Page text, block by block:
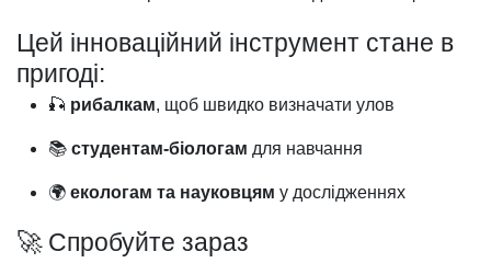
Цей інноваційний інструмент стане в
пригоді:
🎣 рибалкам, щоб швидко визначати улов
📚 студентам-біологам для навчання
🌍 екологам та науковцям у дослідженнях
🚀 Спробуйте зараз